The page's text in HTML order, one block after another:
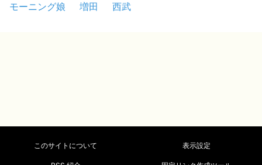
モーニング娘
増田 西武
このサイトについて 表示設定